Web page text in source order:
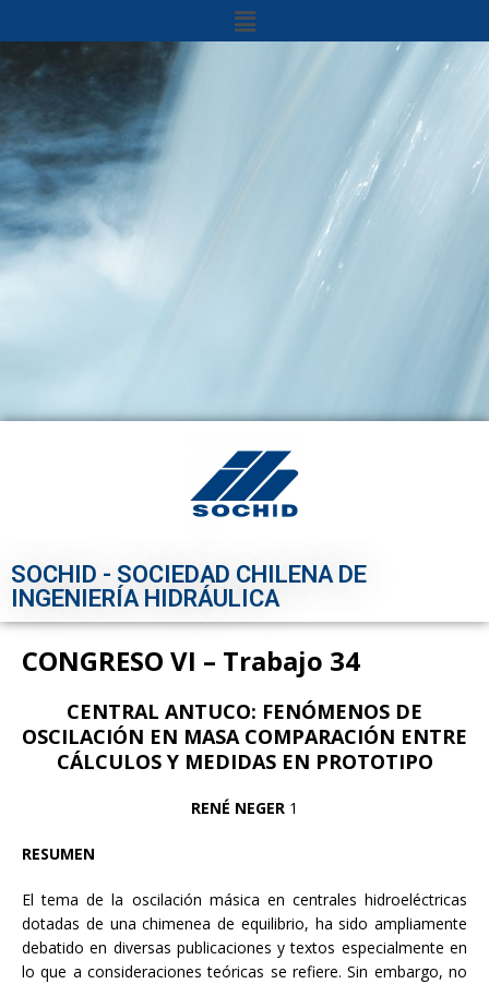
SOCHID - SOCIEDAD CHILENA DE
INGENIERÍA HIDRÁULICA
CONGRESO VI – Trabajo 34
CENTRAL ANTUCO: FENÓMENOS DE
OSCILACIÓN EN MASA COMPARACIÓN ENTRE
CÁLCULOS Y MEDIDAS EN PROTOTIPO
RENÉ NEGER 1
RESUMEN
El tema de la oscilación másica en centrales hidroeléctricas
dotadas de una chimenea de equilibrio, ha sido ampliamente
debatido en diversas publicaciones y textos especialmente en
lo que a consideraciones teóricas se refiere. Sin embargo, no